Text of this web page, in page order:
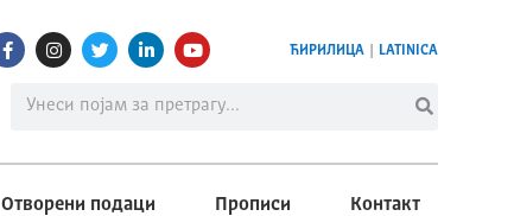
ЋИРИЛИЦА LATINICA
Отворени подаци Прописи Контакт